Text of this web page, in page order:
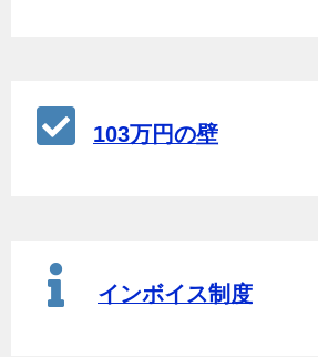
103万円の壁
インボイス制度